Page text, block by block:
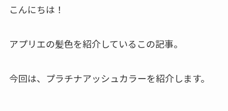
こんにちは！
アプリエの髪色を紹介しているこの記事。
今回は、プラチナアッシュカラーを紹介します。